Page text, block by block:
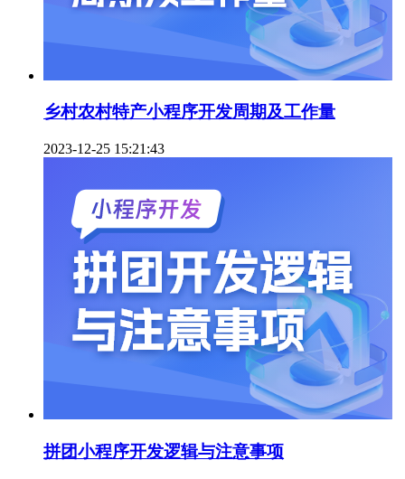
乡村农村特产小程序开发周期及工作量
2023-12-25 15:21:43
拼团小程序开发逻辑与注意事项